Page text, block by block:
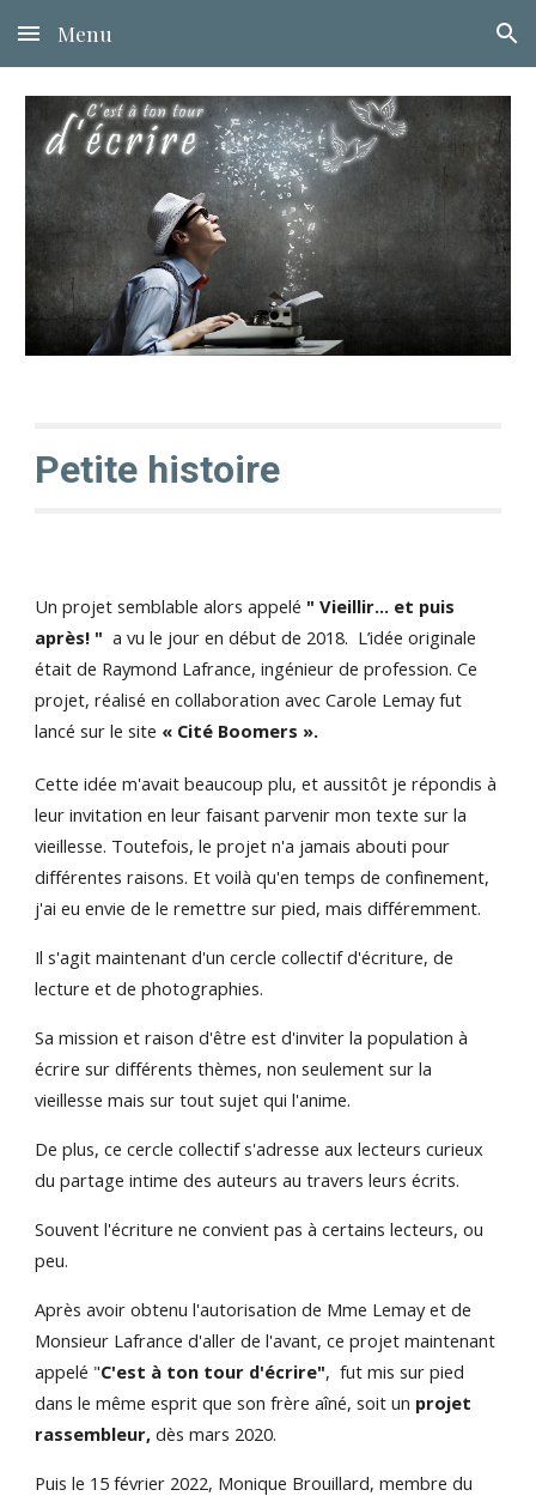
Skip to main content Skip to navigation
Menu
Petite histoire
Un projet semblable alors appelé " Vieillir... et puis
après! " a vu le jour en début de 2018. L’idée originale
était de Raymond Lafrance, ingénieur de profession. Ce
projet, réalisé en collaboration avec Carole Lemay fut
lancé sur le site « Cité Boomers ».
Cette idée m'avait beaucoup plu, et aussitôt je répondis à
leur invitation en leur faisant parvenir mon texte sur la
vieillesse. Toutefois, le projet n'a jamais abouti pour
différentes raisons. Et voilà qu'en temps de confinement,
j'ai eu envie de le remettre sur pied, mais différemment.
Il s'agit maintenant d'un cercle collectif d'écriture, de
lecture et de photographies.
Sa mission et raison d'être est d'inviter la population à
écrire sur différents thèmes, non seulement sur la
vieillesse mais sur tout sujet qui l'anime.
De plus, ce cercle collectif s'adresse aux lecteurs curieux
du partage intime des auteurs au travers leurs écrits.
Souvent l'écriture ne convient pas à certains lecteurs, ou
peu.
Après avoir obtenu l'autorisation de Mme Lemay et de
Monsieur Lafrance d'aller de l'avant, ce projet maintenant
appelé "C'est à ton tour d'écrire", fut mis sur pied
dans le même esprit que son frère aîné, soit un projet
rassembleur,dès mars 2020.
Puis le 15 février 2022, Monique Brouillard, membre du